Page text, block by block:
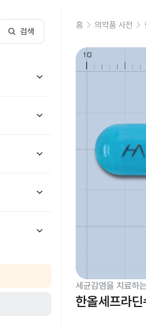
검색
홈 의약품 사전
세균감염을 치료하
한올세프라